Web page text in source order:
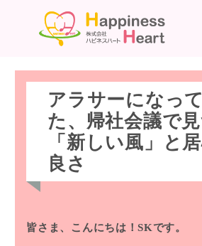
アラサーになっ
た、帰社会議で
「新しい風」と
良さ
皆さま、こんにちは！SKです。